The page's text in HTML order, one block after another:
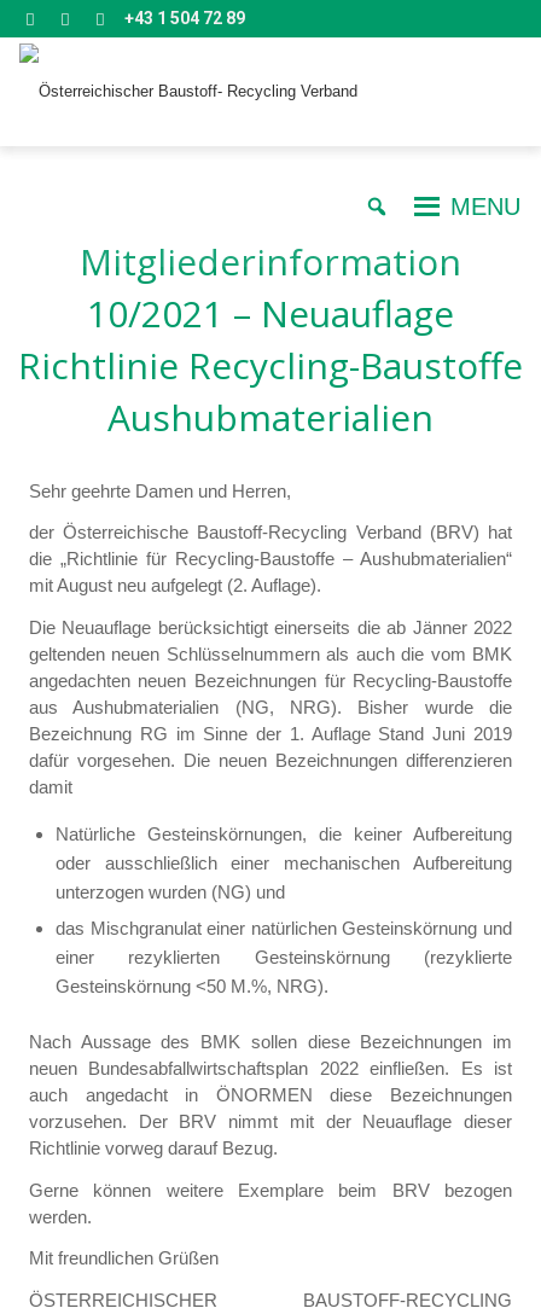
+43 1 504 72 89
MENU
Mitgliederinformation
10/2021 – Neuauflage
Richtlinie Recycling-Baustoffe
Aushubmaterialien
Sehr geehrte Damen und Herren,
der Österreichische Baustoff-Recycling Verband (BRV) hat
die „Richtlinie für Recycling-Baustoffe – Aushubmaterialien“
mit August neu aufgelegt (2. Auflage).
Die Neuauflage berücksichtigt einerseits die ab Jänner 2022
geltenden neuen Schlüsselnummern als auch die vom BMK
angedachten neuen Bezeichnungen für Recycling-Baustoffe
aus Aushubmaterialien (NG, NRG). Bisher wurde die
Bezeichnung RG im Sinne der 1. Auflage Stand Juni 2019
dafür vorgesehen. Die neuen Bezeichnungen differenzieren
damit
Natürliche Gesteinskörnungen, die keiner Aufbereitung
oder ausschließlich einer mechanischen Aufbereitung
unterzogen wurden (NG) und
das Mischgranulat einer natürlichen Gesteinskörnung und
einer rezyklierten Gesteinskörnung (rezyklierte
Gesteinskörnung <50 M.%, NRG).
Nach Aussage des BMK sollen diese Bezeichnungen im
neuen Bundesabfallwirtschaftsplan 2022 einfließen. Es ist
auch angedacht in ÖNORMEN diese Bezeichnungen
vorzusehen. Der BRV nimmt mit der Neuauflage dieser
Richtlinie vorweg darauf Bezug.
Gerne können weitere Exemplare beim BRV bezogen
werden.
Mit freundlichen Grüßen
ÖSTERREICHISCHER BAUSTOFF-RECYCLING